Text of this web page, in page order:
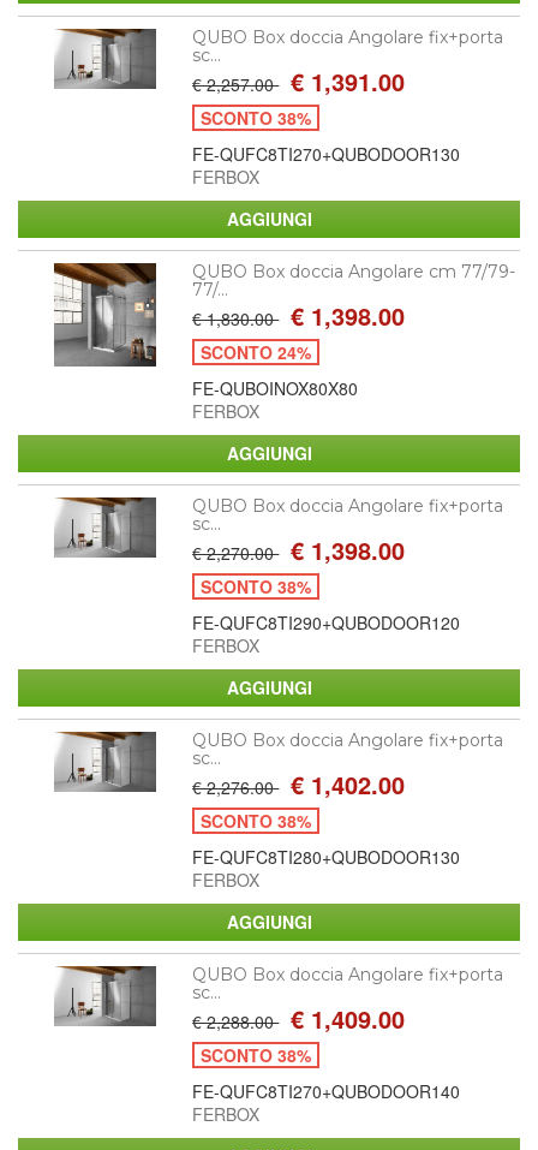
QUBO Box doccia Angolare fix+porta
sc...
€ 2,257.00 € 1,391.00
SCONTO 38%
FE-QUFC8TI270+QUBODOOR130
FERBOX
QUBO Box doccia Angolare cm 77/79-
77/...
€ 1,830.00 € 1,398.00
SCONTO 24%
FE-QUBOINOX80X80
FERBOX
QUBO Box doccia Angolare fix+porta
sc...
€ 2,270.00 € 1,398.00
SCONTO 38%
FE-QUFC8TI290+QUBODOOR120
FERBOX
QUBO Box doccia Angolare fix+porta
sc...
€ 2,276.00 € 1,402.00
SCONTO 38%
FE-QUFC8TI280+QUBODOOR130
FERBOX
QUBO Box doccia Angolare fix+porta
sc...
€ 2,288.00 € 1,409.00
SCONTO 38%
FE-QUFC8TI270+QUBODOOR140
FERBOX